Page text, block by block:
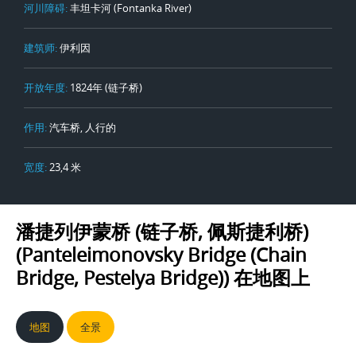
河川障碍:丰坦卡河 (Fontanka River)
建筑师:伊利因
开放年度: 1824年 (链子桥)
作用:汽车桥, 人行的
宽度:23,4 米
潘捷列伊蒙桥 (链子桥, 佩斯捷利桥)
(Panteleimonovsky Bridge (Chain
Bridge, Pestelya Bridge))在地图上
地图 全景